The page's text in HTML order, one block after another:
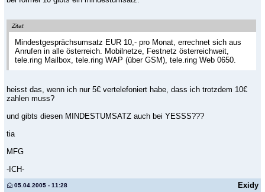
Zitat
Mindestgesprächsumsatz EUR 10,- pro Monat, errechnet sich aus
Anrufen in alle österreich. Mobilnetze, Festnetz österreichweit,
tele.ring Mailbox, tele.ring WAP (über GSM), tele.ring Web 0650.
heisst das, wenn ich nur 5€ vertelefoniert habe, dass ich trotzdem 10€
zahlen muss?
und gibts diesen MINDESTUMSATZ auch bei YESSS???
tia
MFG
-ICH-
Exidy
05.04.2005 - 11:28